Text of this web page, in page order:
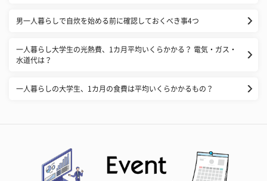
男一人暮らしで自炊を始める前に確認しておくべき事4つ
一人暮らし大学生の光熱費、1カ月平均いくらかかる？ 電気・ガス・
水道代は？
一人暮らしの大学生、1カ月の食費は平均いくらかかるもの？